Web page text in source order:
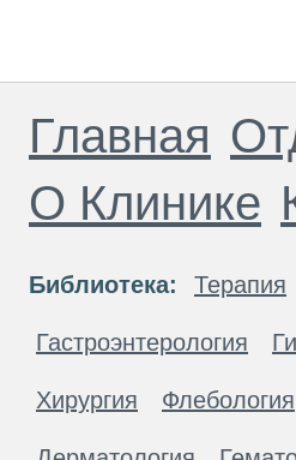
Главная
О Клинике
Библиотека: Терапия
Гастроэнтерология
Хирургия Флебология